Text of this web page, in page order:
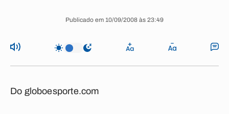
Publicado em 10/09/2008 às 23:49
Do globoesporte.com